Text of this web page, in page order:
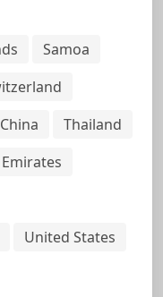
Samoa
Thailand
United States